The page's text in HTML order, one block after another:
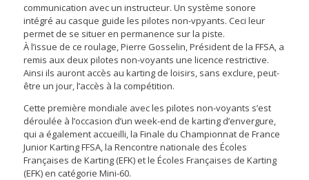
communication avec un instructeur. Un système sonore
intégré au casque guide les pilotes non-vpyants. Ceci leur
permet de se situer en permanence sur la piste.
À l’issue de ce roulage, Pierre Gosselin, Président de la FFSA, a
remis aux deux pilotes non-voyants une licence restrictive.
Ainsi ils auront accès au karting de loisirs, sans exclure, peut-
être un jour, l’accès à la compétition.
Cette première mondiale avec les pilotes non-voyants s’est
déroulée à l’occasion d’un week-end de karting d’envergure,
qui a également accueilli, la Finale du Championnat de France
Junior Karting FFSA, la Rencontre nationale des Écoles
Françaises de Karting (EFK) et le Écoles Françaises de Karting
(EFK) en catégorie Mini-60.